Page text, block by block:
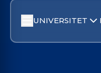
UNIVERSITET